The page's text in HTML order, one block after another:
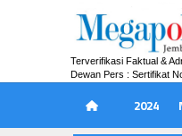
Terverifikasi Faktual &
Dewan Pers : Sertifikat
2024